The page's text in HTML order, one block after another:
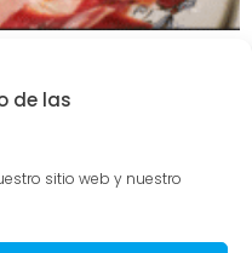
de las
sitio web y nuestro